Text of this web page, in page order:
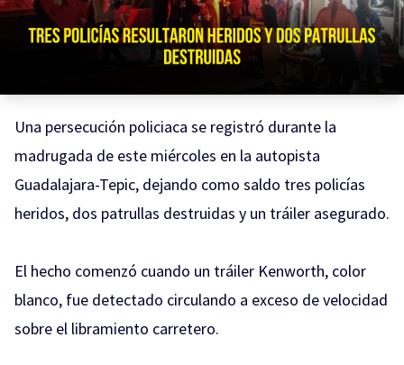
Una persecución policiaca se registró durante la
madrugada de este miércoles en la autopista
Guadalajara-Tepic, dejando como saldo tres policías
heridos, dos patrullas destruidas y un tráiler asegurado.
El hecho comenzó cuando un tráiler Kenworth, color
blanco, fue detectado circulando a exceso de velocidad
sobre el libramiento carretero.